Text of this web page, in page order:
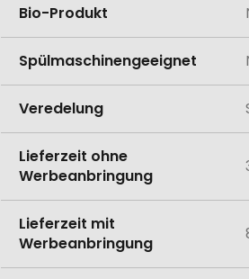
Bio-Produkt
Spülmaschinengeeignet
Veredelung
Lieferzeit ohne
Werbeanbringung
Lieferzeit mit
Werbeanbringung